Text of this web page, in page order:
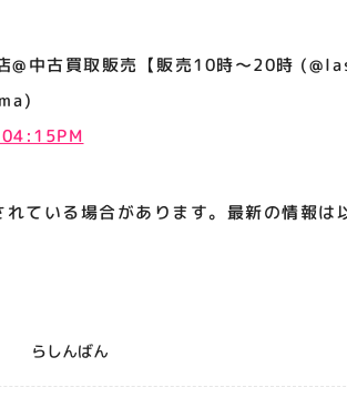
@中古買取販売【販売10時～20時
ている場合があります。最新の情報は
らしんばん